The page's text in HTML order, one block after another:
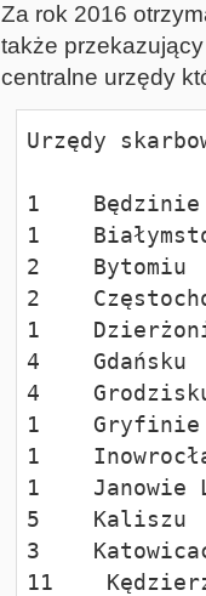
Za rok 2016
także
centralne urzędy
Urzędy
1    Będzinie
1
2    Bytomiu
2
1
4    Gdańsku
4
1    Gryfinie
1
1    Janowie
5    Kaliszu
3
11